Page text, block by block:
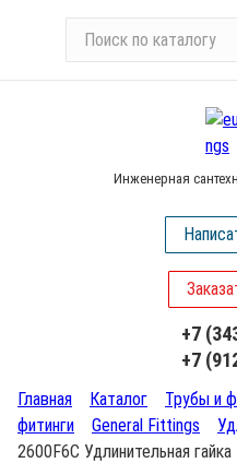
и
у
Инженерная
+7
+7
Главная Каталог Трубы и
фитинги
General Fittings
2600F6C Удлинительная